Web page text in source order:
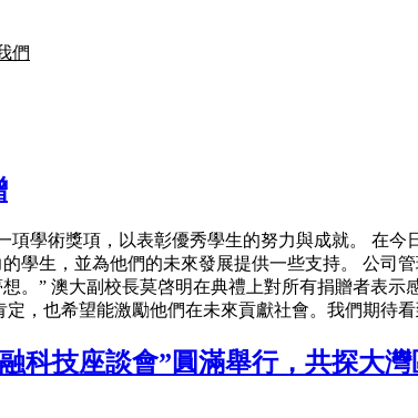
們
學術獎項，以表彰優秀學生的努力與成就。 在今
學生，並為他們的未來發展提供一些支持。 公司
。” 澳大副校長莫啓明在典禮上對所有捐贈者表
，也希望能激勵他們在未來貢獻社會。我們期待
科技座談會”圓滿舉行，共探大